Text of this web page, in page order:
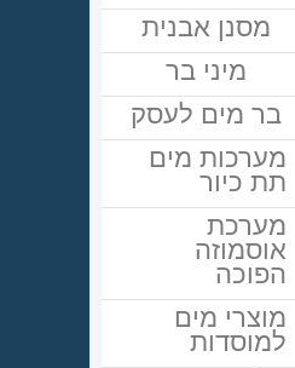
מסנן אבנית
מיני בר
בר מים לעסק
מערכות מים
תת כיור
מערכת
אוסמוזה
הפוכה
מוצרי מים
למוסדות